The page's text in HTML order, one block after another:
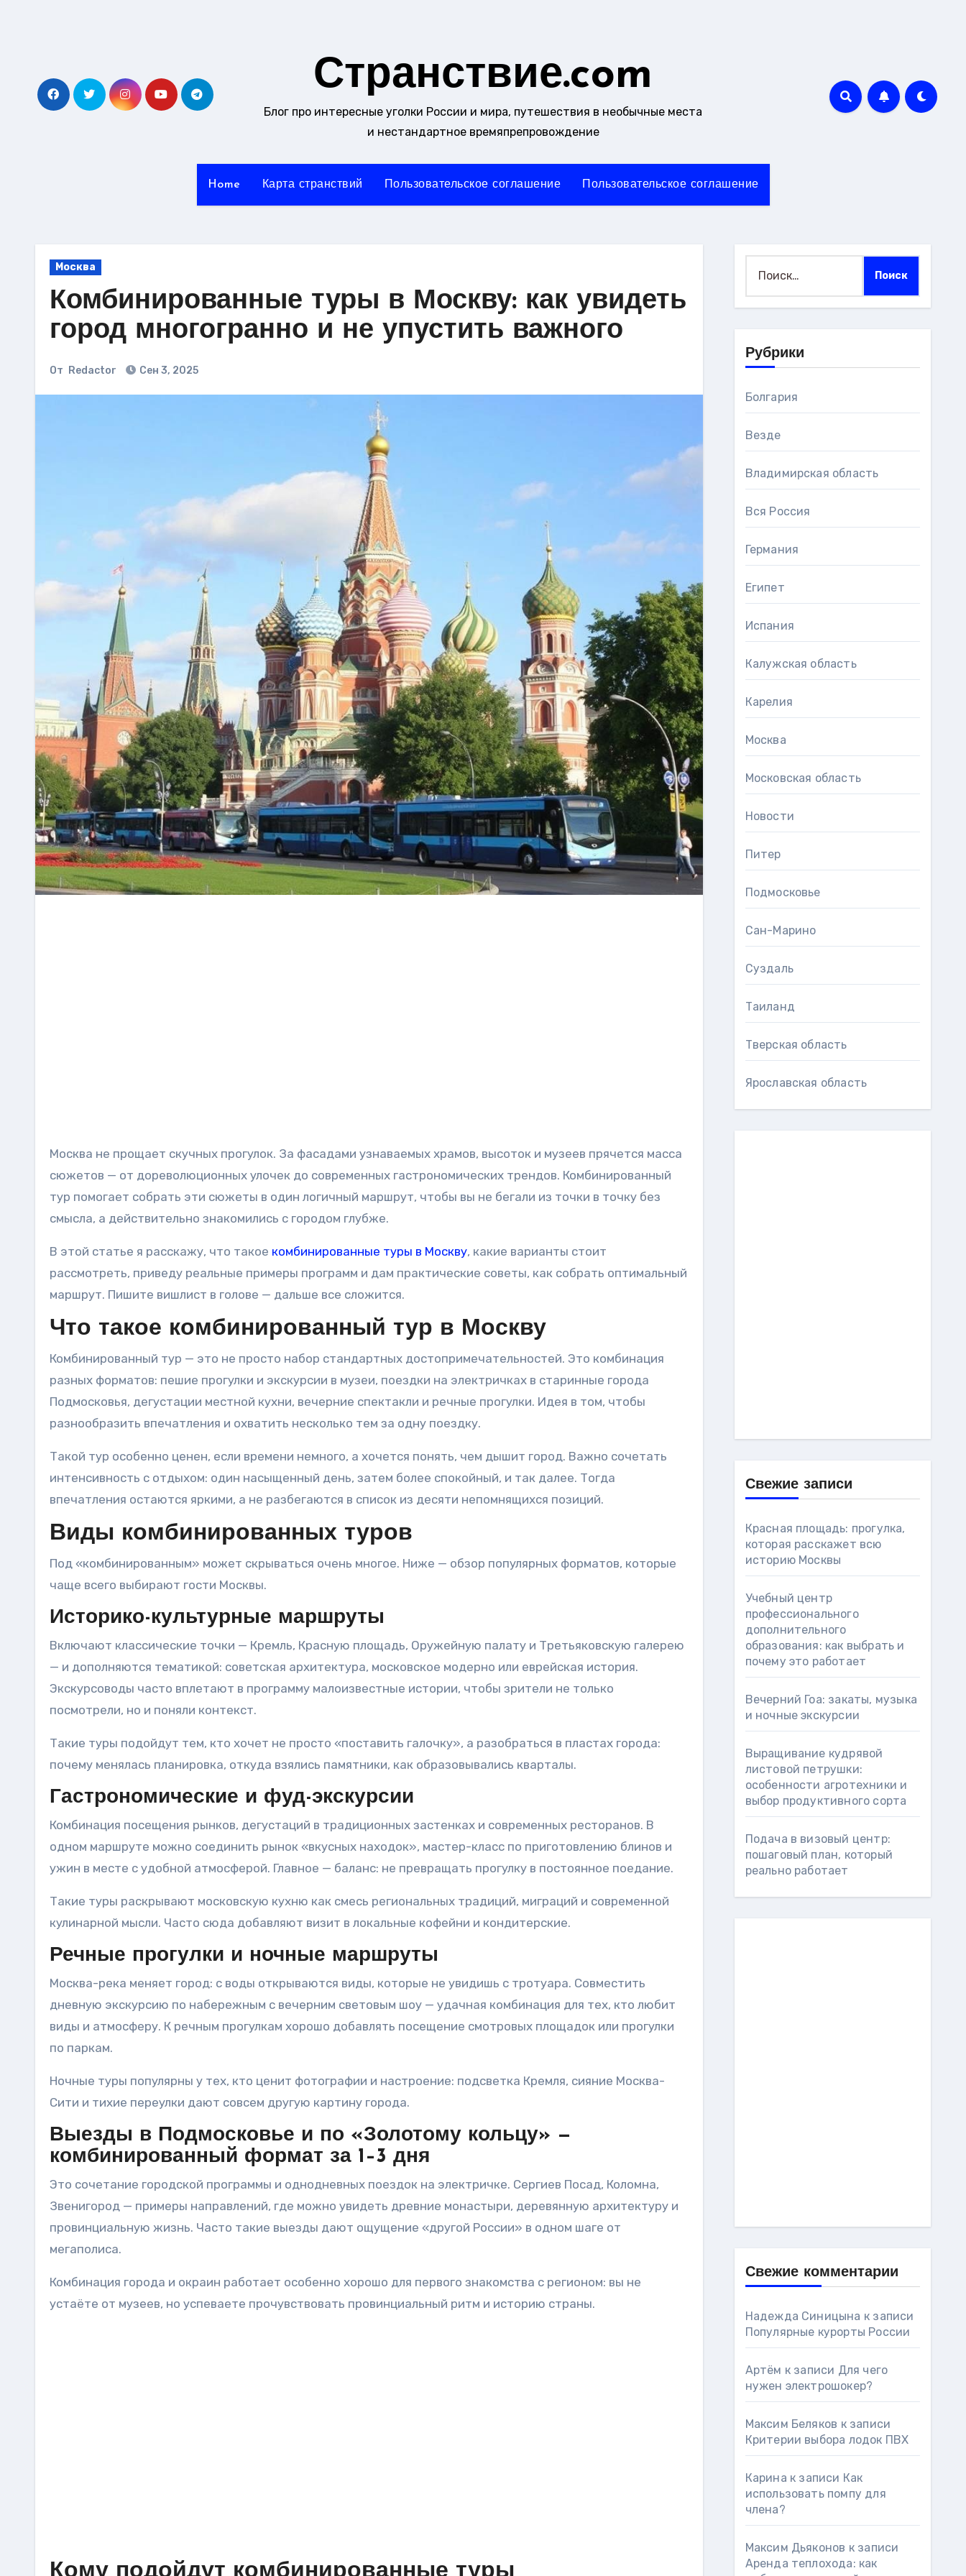
Странствие.com
Блог про интересные уголки России и мира, путешествия в необычные места
и нестандартное времяпрепровождение
Home Карта странствий Пользовательское соглашение Пользовательское соглашение
Москва
Комбинированные туры в Москву: как увидеть
город многогранно и не упустить важного
От Redactor Сен 3, 2025
Москва не прощает скучных прогулок. За фасадами узнаваемых храмов, высоток и музеев прячется масса
сюжетов — от дореволюционных улочек до современных гастрономических трендов. Комбинированный
тур помогает собрать эти сюжеты в один логичный маршрут, чтобы вы не бегали из точки в точку без
смысла, а действительно знакомились с городом глубже.
В этой статье я расскажу, что такое комбинированные туры в Москву, какие варианты стоит
рассмотреть, приведу реальные примеры программ и дам практические советы, как собрать оптимальный
маршрут. Пишите вишлист в голове — дальше все сложится.
Что такое комбинированный тур в Москву
Комбинированный тур — это не просто набор стандартных достопримечательностей. Это комбинация
разных форматов: пешие прогулки и экскурсии в музеи, поездки на электричках в старинные города
Подмосковья, дегустации местной кухни, вечерние спектакли и речные прогулки. Идея в том, чтобы
разнообразить впечатления и охватить несколько тем за одну поездку.
Такой тур особенно ценен, если времени немного, а хочется понять, чем дышит город. Важно сочетать
интенсивность с отдыхом: один насыщенный день, затем более спокойный, и так далее. Тогда
впечатления остаются яркими, а не разбегаются в список из десяти непомнящихся позиций.
Виды комбинированных туров
Под «комбинированным» может скрываться очень многое. Ниже — обзор популярных форматов, которые
чаще всего выбирают гости Москвы.
Историко-культурные маршруты
Включают классические точки — Кремль, Красную площадь, Оружейную палату и Третьяковскую галерею
— и дополняются тематикой: советская архитектура, московское модерно или еврейская история.
Экскурсоводы часто вплетают в программу малоизвестные истории, чтобы зрители не только
посмотрели, но и поняли контекст.
Такие туры подойдут тем, кто хочет не просто «поставить галочку», а разобраться в пластах города:
почему менялась планировка, откуда взялись памятники, как образовывались кварталы.
Гастрономические и фуд-экскурсии
Комбинация посещения рынков, дегустаций в традиционных застенках и современных ресторанов. В
одном маршруте можно соединить рынок «вкусных находок», мастер-класс по приготовлению блинов и
ужин в месте с удобной атмосферой. Главное — баланс: не превращать прогулку в постоянное поедание.
Такие туры раскрывают московскую кухню как смесь региональных традиций, миграций и современной
кулинарной мысли. Часто сюда добавляют визит в локальные кофейни и кондитерские.
Речные прогулки и ночные маршруты
Москва-река меняет город: с воды открываются виды, которые не увидишь с тротуара. Совместить
дневную экскурсию по набережным с вечерним световым шоу — удачная комбинация для тех, кто любит
виды и атмосферу. К речным прогулкам хорошо добавлять посещение смотровых площадок или прогулки
по паркам.
Ночные туры популярны у тех, кто ценит фотографии и настроение: подсветка Кремля, сияние Москва-
Сити и тихие переулки дают совсем другую картину города.
Выезды в Подмосковье и по «Золотому кольцу» —
комбинированный формат за 1–3 дня
Это сочетание городской программы и однодневных поездок на электричке. Сергиев Посад, Коломна,
Звенигород — примеры направлений, где можно увидеть древние монастыри, деревянную архитектуру и
провинциальную жизнь. Часто такие выезды дают ощущение «другой России» в одном шаге от
мегаполиса.
Комбинация города и окраин работает особенно хорошо для первого знакомства с регионом: вы не
устаёте от музеев, но успеваете прочувствовать провинциальный ритм и историю страны.
Рубрики
Болгария
Везде
Владимирская область
Вся Россия
Германия
Египет
Испания
Калужская область
Карелия
Москва
Московская область
Новости
Питер
Подмосковье
Сан-Марино
Суздаль
Таиланд
Тверская область
Ярославская область
Свежие записи
Красная площадь: прогулка,
которая расскажет всю
историю Москвы
Учебный центр
профессионального
дополнительного
образования: как выбрать и
почему это работает
Вечерний Гоа: закаты, музыка
и ночные экскурсии
Выращивание кудрявой
листовой петрушки:
особенности агротехники и
выбор продуктивного сорта
Подача в визовый центр:
пошаговый план, который
реально работает
Свежие комментарии
Надежда Синицына к записи
Популярные курорты России
Артём к записи Для чего
нужен электрошокер?
Максим Беляков к записи
Критерии выбора лодок ПВХ
Карина к записи Как
использовать помпу для
члена?
Максим Дьяконов к записи
Аренда теплохода: как